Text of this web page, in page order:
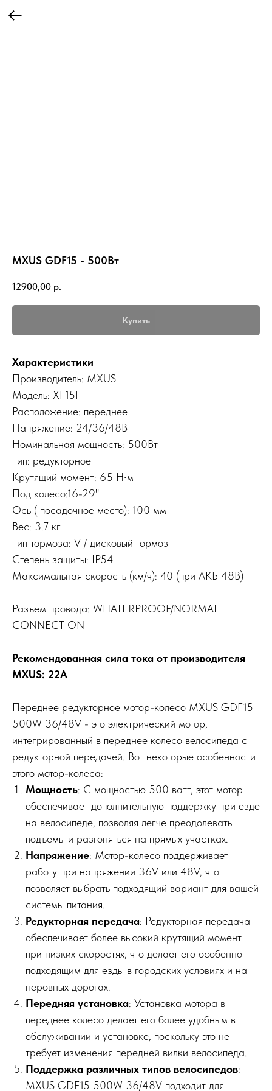
MXUS GDF15 - 500Вт
12900,00 р.
Купить
Характеристики
Производитель: MXUS
Модель: XF15F
Расположение: переднее
Напряжение: 24/36/48В
Номинальная мощность: 500Вт
Тип: редукторное
Крутящий момент: 65 Н∙м
Под колесо:16-29"
Ось ( посадочное место): 100 мм
Вес: 3.7 кг
Тип тормоза: V / дисковый тормоз
Степень защиты: IP54
Максимальная скорость (км/ч): 40 (при АКБ 48В)
Разъем провода: WHATERPROOF/NORMAL
CONNECTION
Рекомендованная сила тока от производителя
MXUS: 22A
Переднее редукторное мотор-колесо MXUS GDF15
500W 36/48V - это электрический мотор,
интегрированный в переднее колесо велосипеда с
редукторной передачей. Вот некоторые особенности
этого мотор-колеса:
Мощность: С мощностью 500 ватт, этот мотор
обеспечивает дополнительную поддержку при езде
на велосипеде, позволяя легче преодолевать
подъемы и разгоняться на прямых участках.
Напряжение: Мотор-колесо поддерживает
работу при напряжении 36V или 48V, что
позволяет выбрать подходящий вариант для вашей
системы питания.
Редукторная передача: Редукторная передача
обеспечивает более высокий крутящий момент
при низких скоростях, что делает его особенно
подходящим для езды в городских условиях и на
неровных дорогах.
Передняя установка: Установка мотора в
переднее колесо делает его более удобным в
обслуживании и установке, поскольку это не
требует изменения передней вилки велосипеда.
Поддержка различных типов велосипедов:
MXUS GDF15 500W 36/48V подходит для